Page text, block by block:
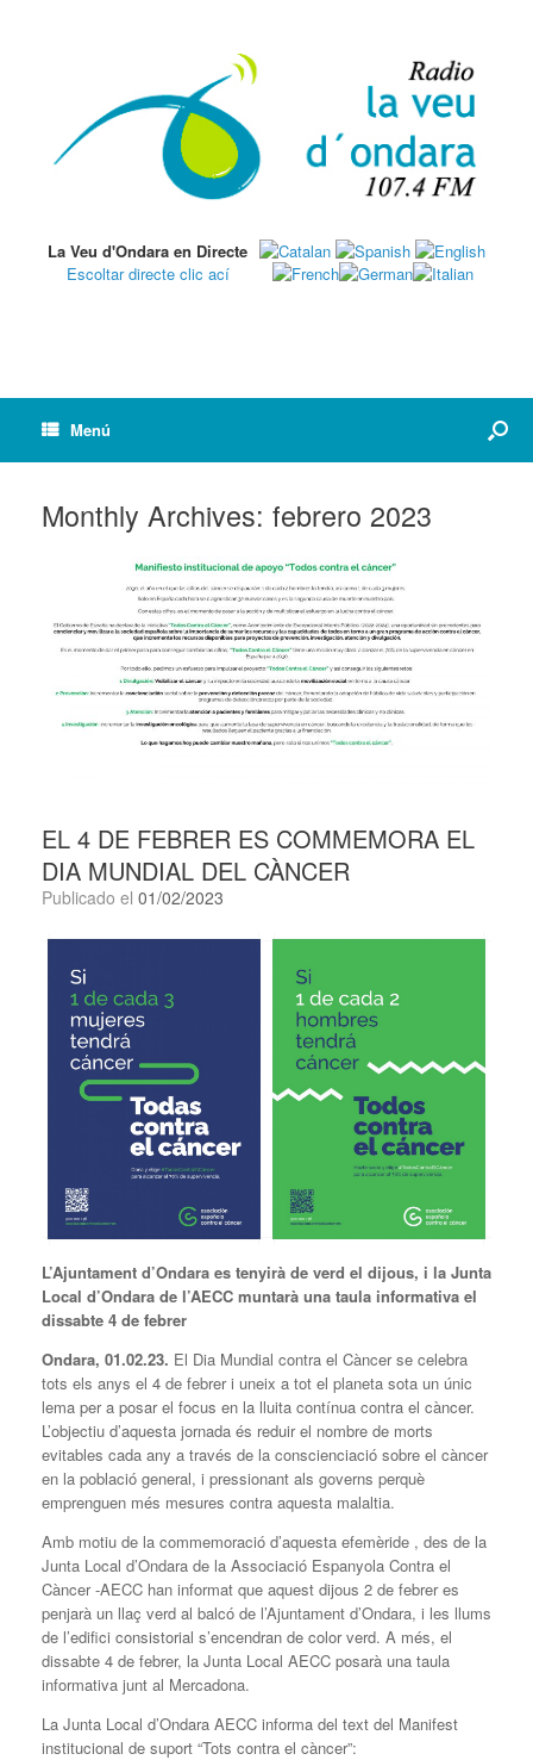
La Veu d'Ondara en Directe
Escoltar directe clic ací
Menú
Monthly Archives: febrero 2023
EL 4 DE FEBRER ES COMMEMORA EL
DIA MUNDIAL DEL CÀNCER
Publicado el 01/02/2023
L’Ajuntament d’Ondara es tenyirà de verd el dijous, i la Junta
Local d’Ondara de l’AECC muntarà una taula informativa el
dissabte 4 de febrer
Ondara, 01.02.23. El Dia Mundial contra el Càncer se celebra
tots els anys el 4 de febrer i uneix a tot el planeta sota un únic
lema per a posar el focus en la lluita contínua contra el càncer.
L’objectiu d’aquesta jornada és reduir el nombre de morts
evitables cada any a través de la conscienciació sobre el càncer
en la població general, i pressionant als governs perquè
emprenguen més mesures contra aquesta malaltia.
Amb motiu de la commemoració d’aquesta efemèride , des de la
Junta Local d’Ondara de la Associació Espanyola Contra el
Càncer -AECC han informat que aquest dijous 2 de febrer es
penjarà un llaç verd al balcó de l’Ajuntament d’Ondara, i les llums
de l’edifici consistorial s’encendran de color verd. A més, el
dissabte 4 de febrer, la Junta Local AECC posarà una taula
informativa junt al Mercadona.
La Junta Local d’Ondara AECC informa del text del Manifest
institucional de suport “Tots contra el càncer”: